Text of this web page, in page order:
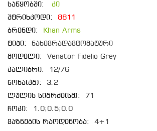
საწყობში:
კი
შტრიხკოდი:
8811
ბრენდი:
Khan Arms
ტიპი:
ნახევრადავტომატური
მოდელი:
Venator Fidelio Grey
კალიბრი:
12/76
წონა(კგ):
3.2
ლულის სიგრძე(სმ):
71
ჩოკი:
1.0;0.5;0.0
ვაზნების რაოდენობა:
4+1